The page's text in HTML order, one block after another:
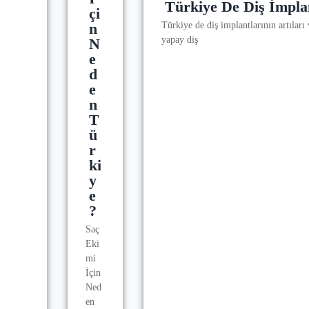
Çi
N
N
E
D
E
N
T
Ü
R
Ki
Y
E
?
Saç
Eki
mi
İçin
Ned
en
Türkiye De Diş
Türkiye de diş implantlarının
yapay diş